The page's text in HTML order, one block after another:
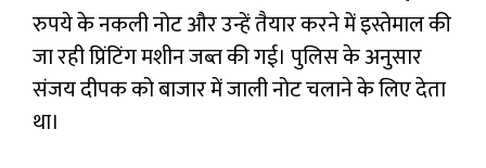
रुपये के नकली नोट और उन्हें तैयार करने में इस्तेमाल की
जा रही प्रिंटिंग मशीन जब्त की गई। पुलिस के अनुसार
संजय दीपक को बाजार में जाली नोट चलाने के लिए देता
था।